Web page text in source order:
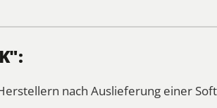
nach Auslieferung einer